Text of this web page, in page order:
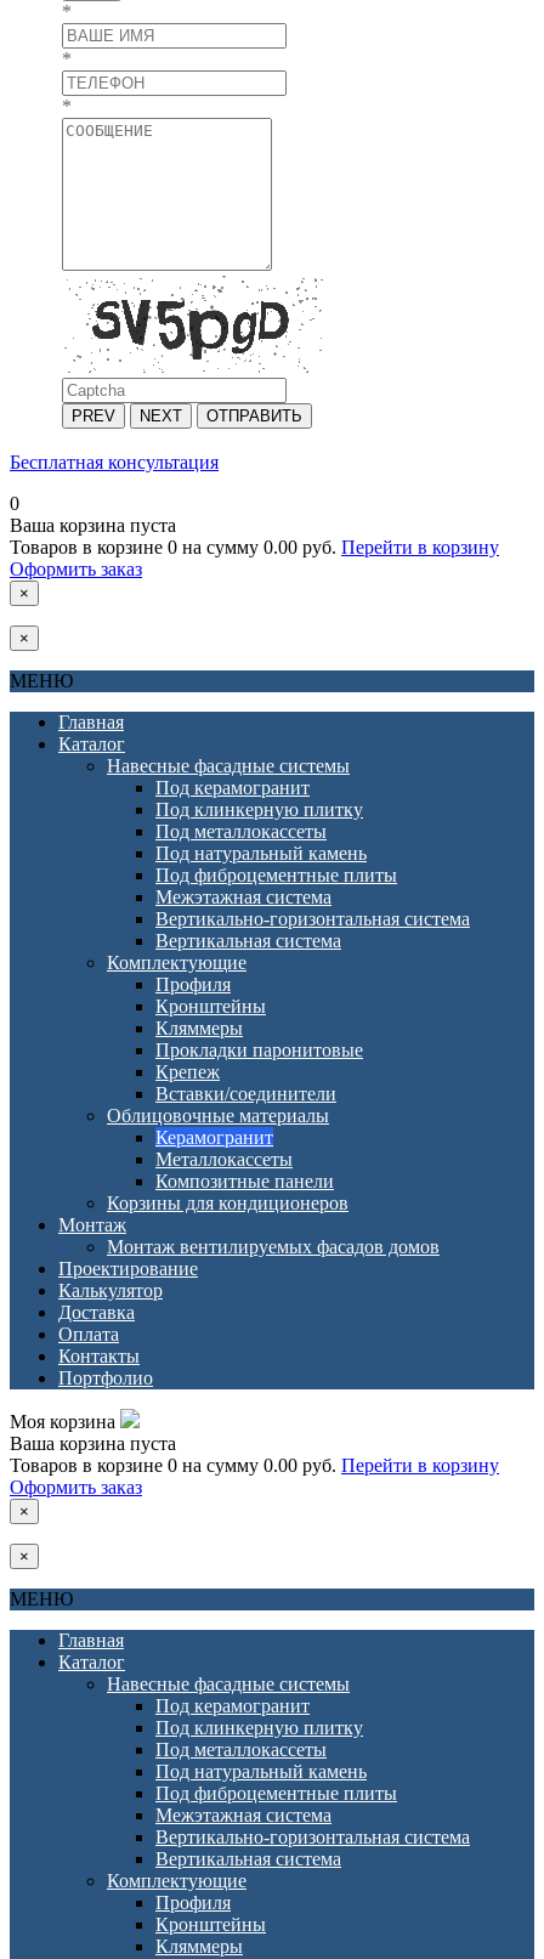
*
*
*
PREV NEXT ОТПРАВИТЬ
Бесплатная консультация
0
Ваша корзина пуста
Товаров в корзине 0 на сумму 0.00 руб. Перейти в корзину
Оформить заказ
×
×
МЕНЮ
Главная
Каталог
Навесные фасадные системы
Под керамогранит
Под клинкерную плитку
Под металлокассеты
Под натуральный камень
Под фиброцементные плиты
Межэтажная система
Вертикально-горизонтальная система
Вертикальная система
Комплектующие
Профиля
Кронштейны
Кляммеры
Прокладки паронитовые
Крепеж
Вставки/соединители
Облицовочные материалы
Керамогранит
Металлокассеты
Композитные панели
Корзины для кондиционеров
Монтаж
Монтаж вентилируемых фасадов домов
Проектирование
Калькулятор
Доставка
Оплата
Контакты
Портфолио
Моя корзина
Ваша корзина пуста
Товаров в корзине 0 на сумму 0.00 руб. Перейти в корзину
Оформить заказ
×
×
МЕНЮ
Главная
Каталог
Навесные фасадные системы
Под керамогранит
Под клинкерную плитку
Под металлокассеты
Под натуральный камень
Под фиброцементные плиты
Межэтажная система
Вертикально-горизонтальная система
Вертикальная система
Комплектующие
Профиля
Кронштейны
Кляммеры